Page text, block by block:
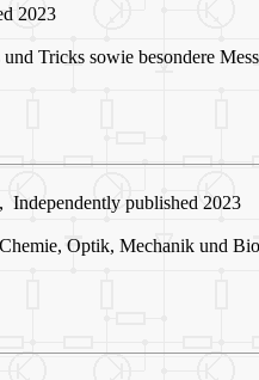
2023
Tricks sowie besondere
, Independently published 2023
Optik, Mechanik und